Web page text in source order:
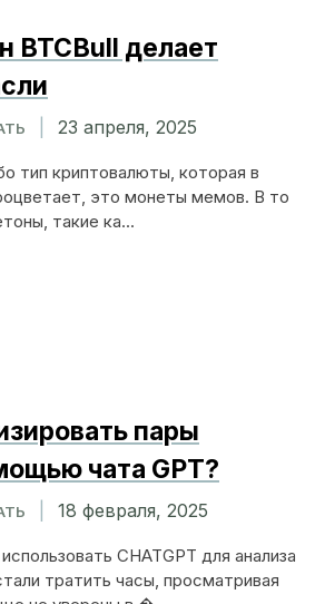
BTCBull делает
23 апреля, 2025
тип криптовалюты, которая в
это монеты мемов. В то
такие ка...
пары
чата GPT?
18 февраля, 2025
CHATGPT для анализа
тратить часы, просматривая